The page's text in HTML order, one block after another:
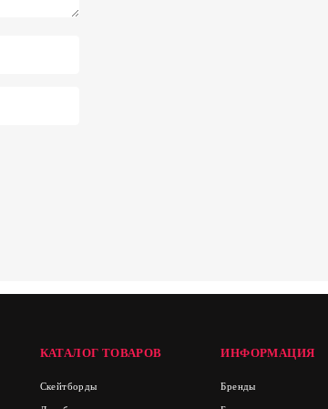
КАТАЛОГ ТОВАРОВ
Скейтборды
ИНФОРМАЦИЯ
Бренды